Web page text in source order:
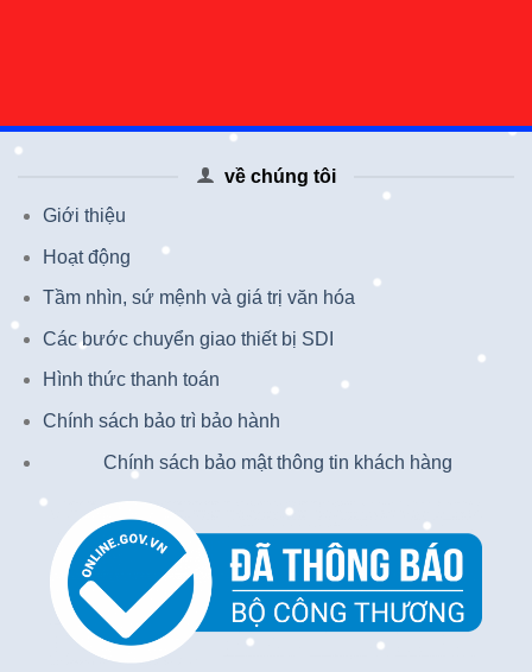
về chúng tôi
Giới thiệu
Hoạt động
Tầm nhìn, sứ mệnh và giá trị văn hóa
Các bước chuyển giao thiết bị SDI
Hình thức thanh toán
Chính sách bảo trì bảo hành
Chính sách bảo mật thông tin khách hàng